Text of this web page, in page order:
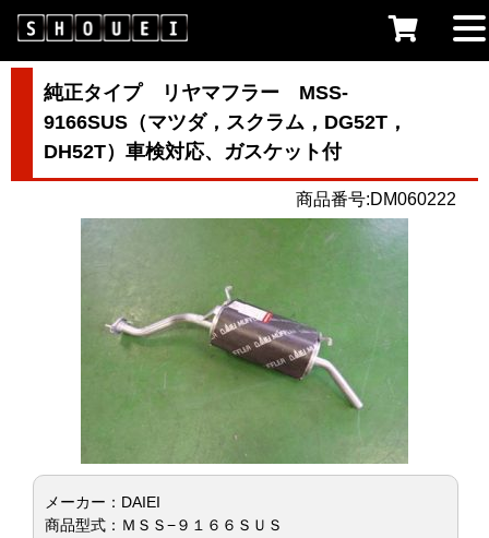
純正タイプ リヤマフラー MSS-
9166SUS（マツダ，スクラム，DG52T，
DH52T）車検対応、ガスケット付
商品番号:DM060222
メーカー：DAIEI
商品型式：ＭＳＳ−９１６６ＳＵＳ